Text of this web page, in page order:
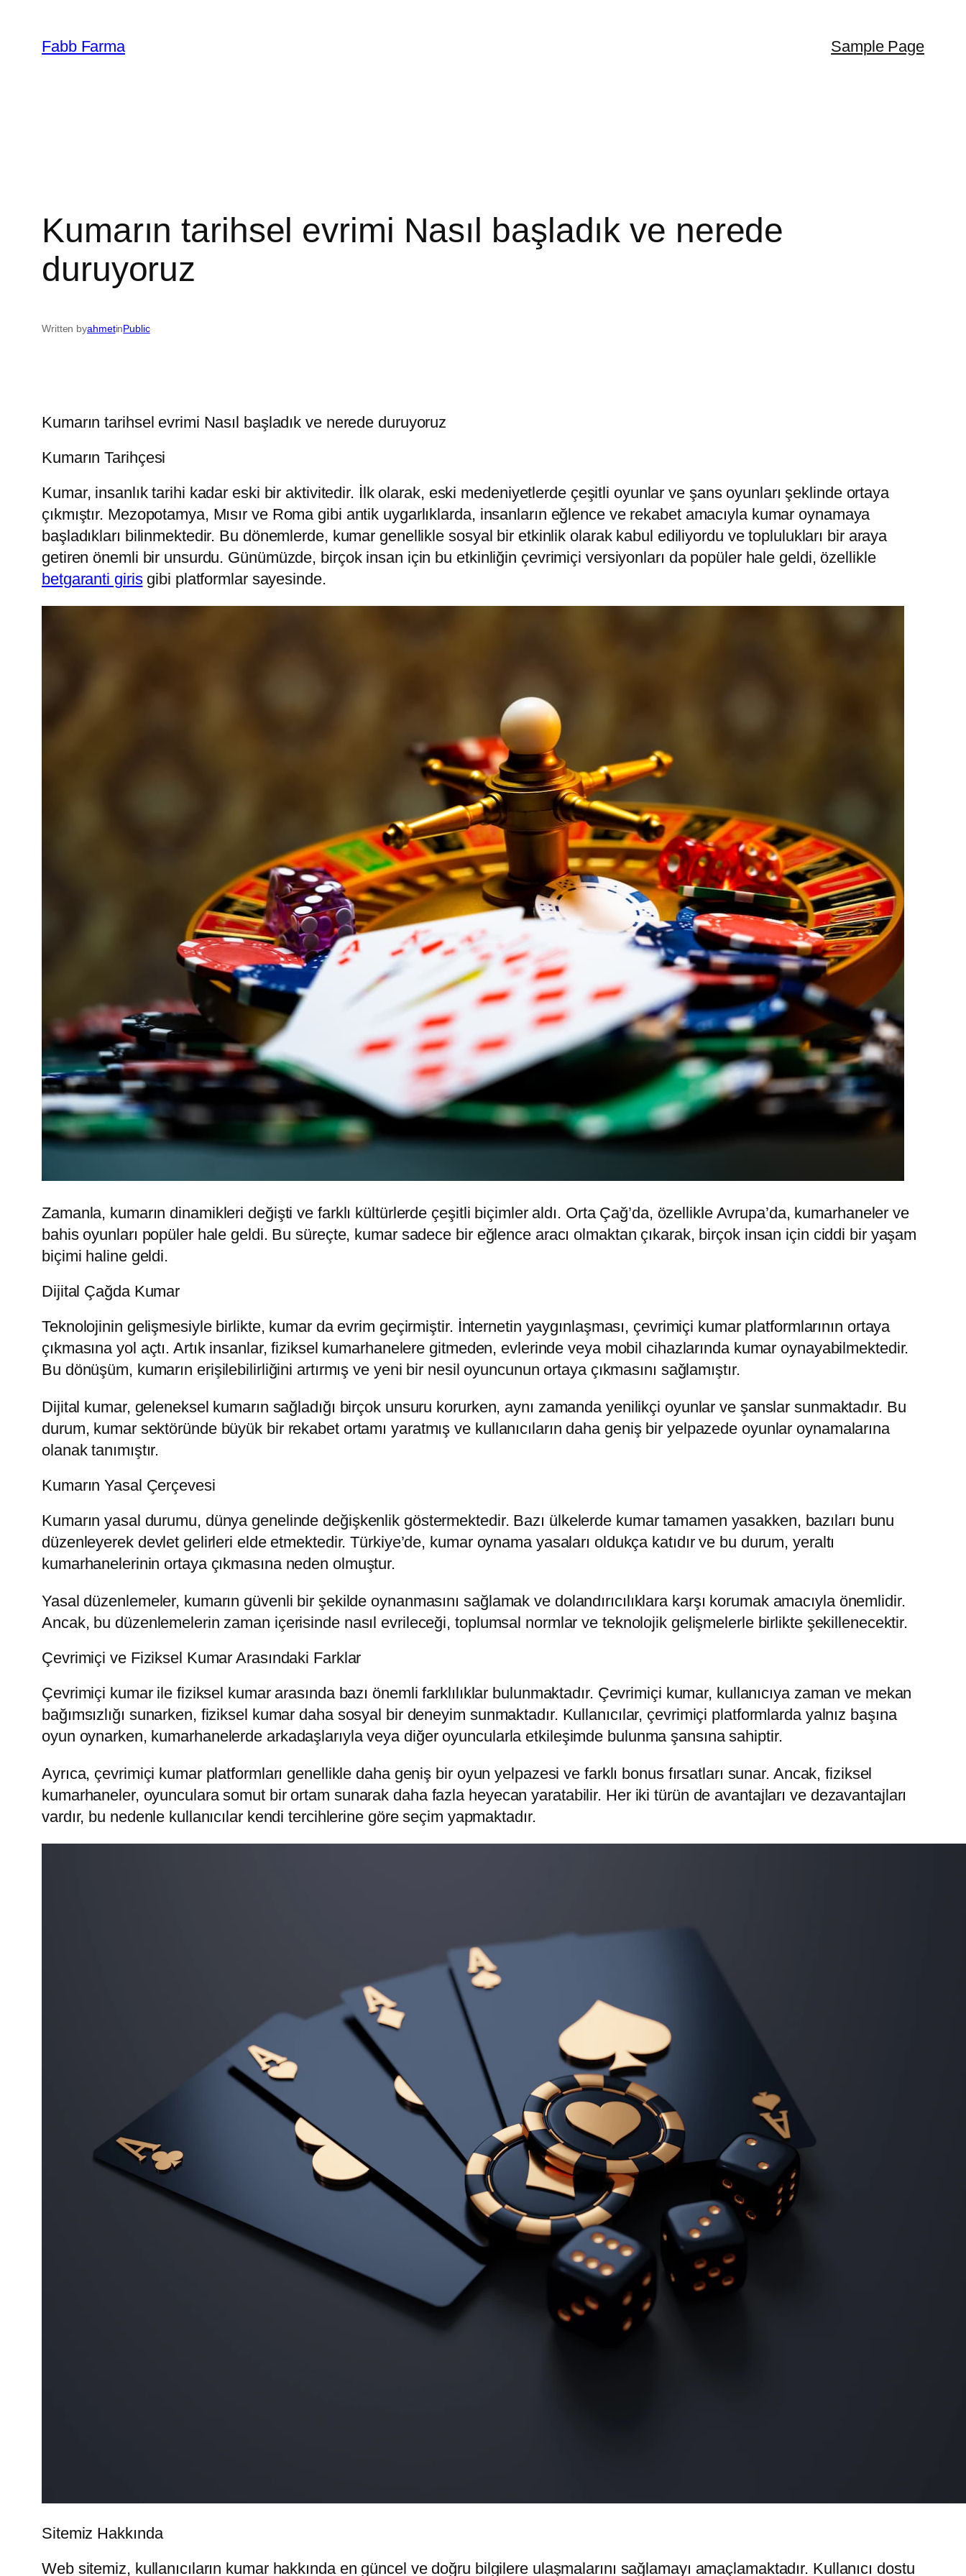
Fabb Farma Sample Page
Kumarın tarihsel evrimi Nasıl başladık ve nerede
duruyoruz
Written byahmetinPublic
Kumarın tarihsel evrimi Nasıl başladık ve nerede duruyoruz
Kumarın Tarihçesi
Kumar, insanlık tarihi kadar eski bir aktivitedir. İlk olarak, eski medeniyetlerde çeşitli oyunlar ve şans oyunları şeklinde ortaya
çıkmıştır. Mezopotamya, Mısır ve Roma gibi antik uygarlıklarda, insanların eğlence ve rekabet amacıyla kumar oynamaya
başladıkları bilinmektedir. Bu dönemlerde, kumar genellikle sosyal bir etkinlik olarak kabul ediliyordu ve toplulukları bir araya
getiren önemli bir unsurdu. Günümüzde, birçok insan için bu etkinliğin çevrimiçi versiyonları da popüler hale geldi, özellikle
betgaranti girisgibi platformlar sayesinde.
Zamanla, kumarın dinamikleri değişti ve farklı kültürlerde çeşitli biçimler aldı. Orta Çağ’da, özellikle Avrupa’da, kumarhaneler ve
bahis oyunları popüler hale geldi. Bu süreçte, kumar sadece bir eğlence aracı olmaktan çıkarak, birçok insan için ciddi bir yaşam
biçimi haline geldi.
Dijital Çağda Kumar
Teknolojinin gelişmesiyle birlikte, kumar da evrim geçirmiştir. İnternetin yaygınlaşması, çevrimiçi kumar platformlarının ortaya
çıkmasına yol açtı. Artık insanlar, fiziksel kumarhanelere gitmeden, evlerinde veya mobil cihazlarında kumar oynayabilmektedir.
Bu dönüşüm, kumarın erişilebilirliğini artırmış ve yeni bir nesil oyuncunun ortaya çıkmasını sağlamıştır.
Dijital kumar, geleneksel kumarın sağladığı birçok unsuru korurken, aynı zamanda yenilikçi oyunlar ve şanslar sunmaktadır. Bu
durum, kumar sektöründe büyük bir rekabet ortamı yaratmış ve kullanıcıların daha geniş bir yelpazede oyunlar oynamalarına
olanak tanımıştır.
Kumarın Yasal Çerçevesi
Kumarın yasal durumu, dünya genelinde değişkenlik göstermektedir. Bazı ülkelerde kumar tamamen yasakken, bazıları bunu
düzenleyerek devlet gelirleri elde etmektedir. Türkiye’de, kumar oynama yasaları oldukça katıdır ve bu durum, yeraltı
kumarhanelerinin ortaya çıkmasına neden olmuştur.
Yasal düzenlemeler, kumarın güvenli bir şekilde oynanmasını sağlamak ve dolandırıcılıklara karşı korumak amacıyla önemlidir.
Ancak, bu düzenlemelerin zaman içerisinde nasıl evrileceği, toplumsal normlar ve teknolojik gelişmelerle birlikte şekillenecektir.
Çevrimiçi ve Fiziksel Kumar Arasındaki Farklar
Çevrimiçi kumar ile fiziksel kumar arasında bazı önemli farklılıklar bulunmaktadır. Çevrimiçi kumar, kullanıcıya zaman ve mekan
bağımsızlığı sunarken, fiziksel kumar daha sosyal bir deneyim sunmaktadır. Kullanıcılar, çevrimiçi platformlarda yalnız başına
oyun oynarken, kumarhanelerde arkadaşlarıyla veya diğer oyuncularla etkileşimde bulunma şansına sahiptir.
Ayrıca, çevrimiçi kumar platformları genellikle daha geniş bir oyun yelpazesi ve farklı bonus fırsatları sunar. Ancak, fiziksel
kumarhaneler, oyunculara somut bir ortam sunarak daha fazla heyecan yaratabilir. Her iki türün de avantajları ve dezavantajları
vardır, bu nedenle kullanıcılar kendi tercihlerine göre seçim yapmaktadır.
Sitemiz Hakkında
Web sitemiz, kullanıcıların kumar hakkında en güncel ve doğru bilgilere ulaşmalarını sağlamayı amaçlamaktadır. Kullanıcı dostu